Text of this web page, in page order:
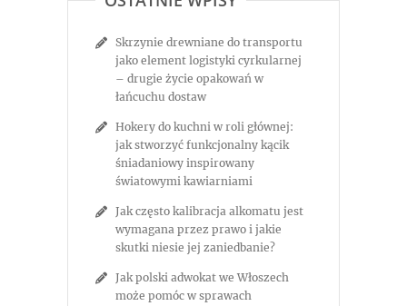
Skrzynie drewniane do transportu
jako element logistyki cyrkularnej
– drugie życie opakowań w
łańcuchu dostaw
Hokery do kuchni w roli głównej:
jak stworzyć funkcjonalny kącik
śniadaniowy inspirowany
światowymi kawiarniami
Jak często kalibracja alkomatu jest
wymagana przez prawo i jakie
skutki niesie jej zaniedbanie?
Jak polski adwokat we Włoszech
może pomóc w sprawach